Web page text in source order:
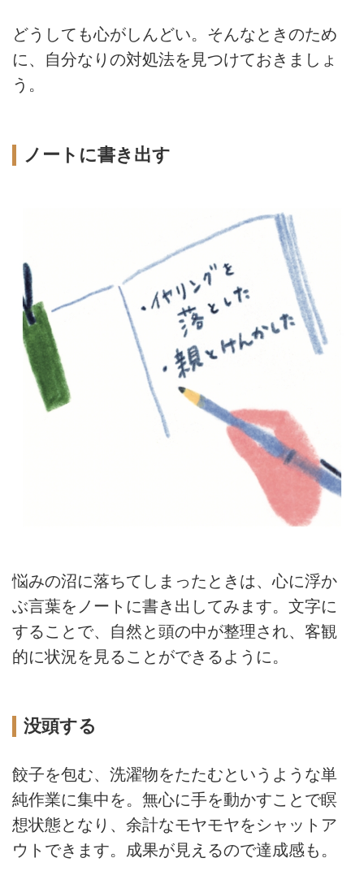
どうしても心がしんどい。そんなときのため
に、自分なりの対処法を見つけておきましょ
う。
ノートに書き出す
悩みの沼に落ちてしまったときは、心に浮か
ぶ言葉をノートに書き出してみます。文字に
することで、自然と頭の中が整理され、客観
的に状況を見ることができるように。
没頭する
餃子を包む、洗濯物をたたむというような単
純作業に集中を。無心に手を動かすことで瞑
想状態となり、余計なモヤモヤをシャットア
ウトできます。成果が見えるので達成感も。